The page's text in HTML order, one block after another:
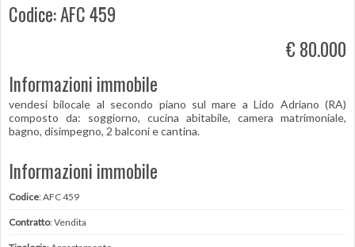
Codice: AFC 459
€ 80.000
Informazioni immobile
vendesi bilocale al secondo piano sul mare a Lido Adriano (RA)
composto da: soggiorno, cucina abitabile, camera matrimoniale,
bagno, disimpegno, 2 balconi e cantina.
Informazioni immobile
Codice: AFC 459
Contratto: Vendita